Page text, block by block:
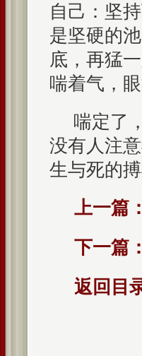
自己：坚
是坚硬的
底，再猛
喘着气，
喘定了
没有人注
生与死的搏
上一篇：
下一篇：
返回目